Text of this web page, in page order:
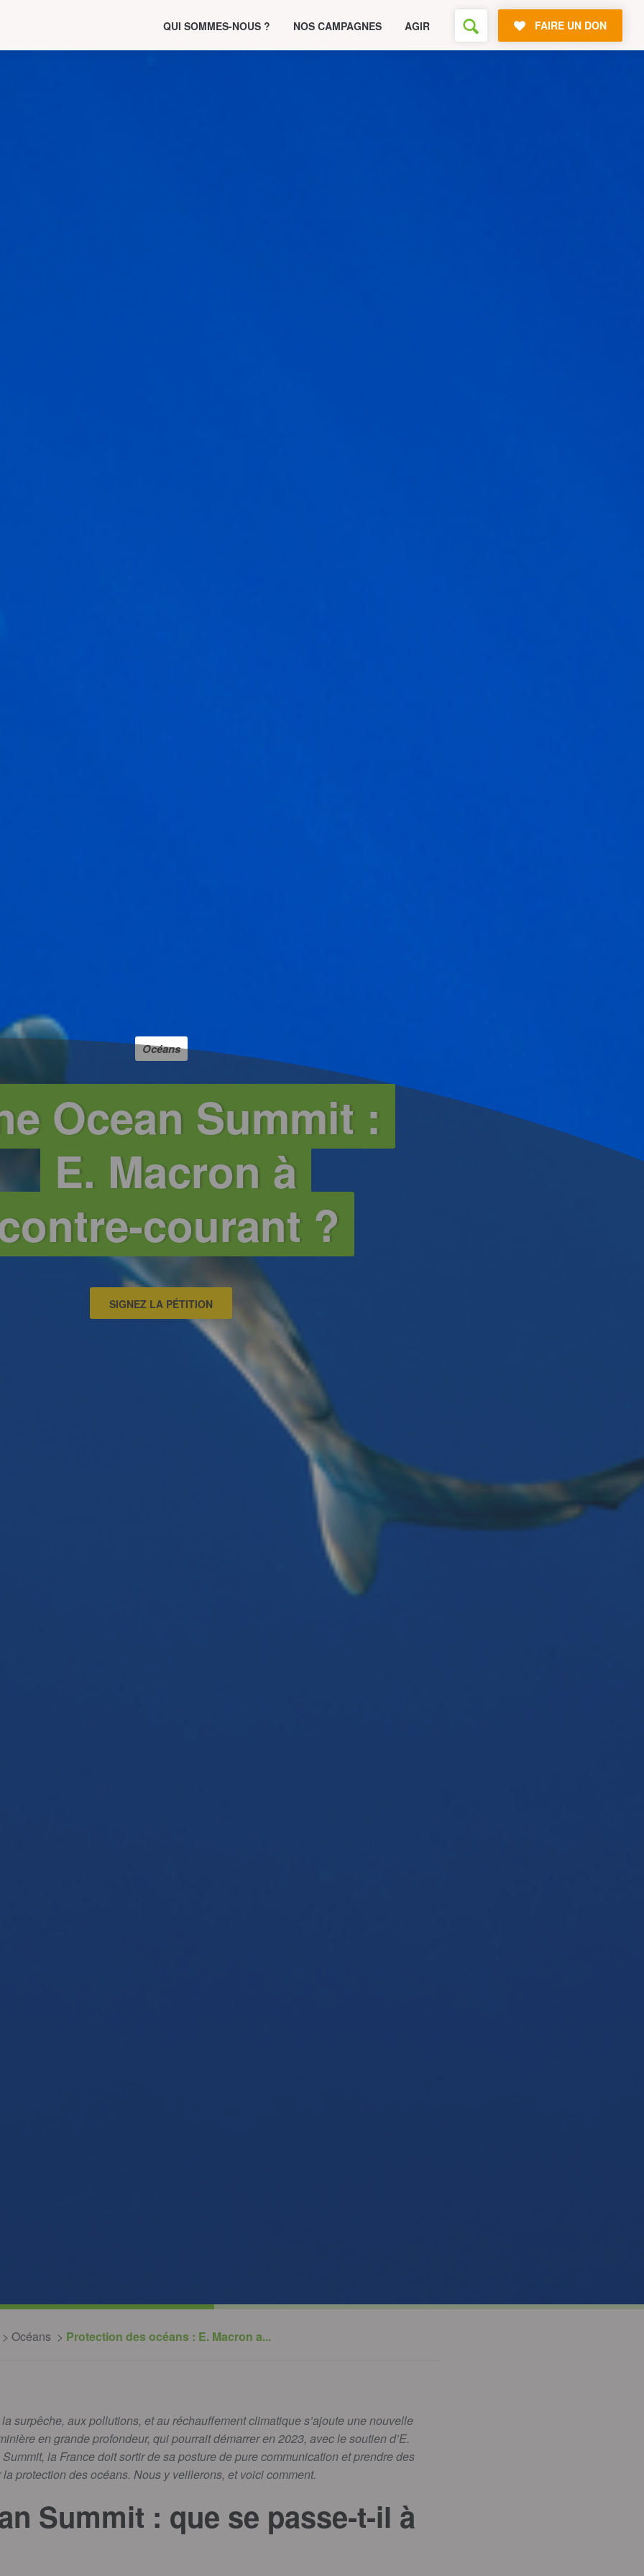
QUI SOMMES-NOUS ? NOS CAMPAGNES AGIR FAIRE UN DON
Océans
Ocean Summit :
E. Macron à
?
SIGNEZ LA PÉTITION
Océans Protection des océans : E. Macron a...
surpêche, aux pollutions, et au réchauffement climatique s’ajoute une nouvelle
en grande profondeur, qui pourrait démarrer en 2023, avec le soutien d’E.
la France doit sortir de sa posture de pure communication et prendre des
protection des océans. Nous y veillerons, et voici comment.
Summit : que se passe-t-il à